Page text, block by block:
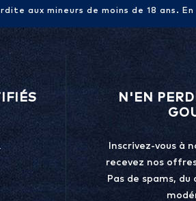
aux mineurs de moins de 18 ans.
N'EN
Inscrivez-vous à
recevez nos
Pas de spams,